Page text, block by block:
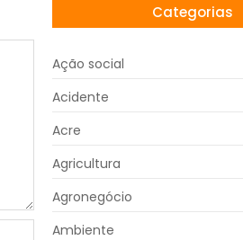
Categorias
Ação social
Acidente
Acre
Agricultura
Agronegócio
Ambiente